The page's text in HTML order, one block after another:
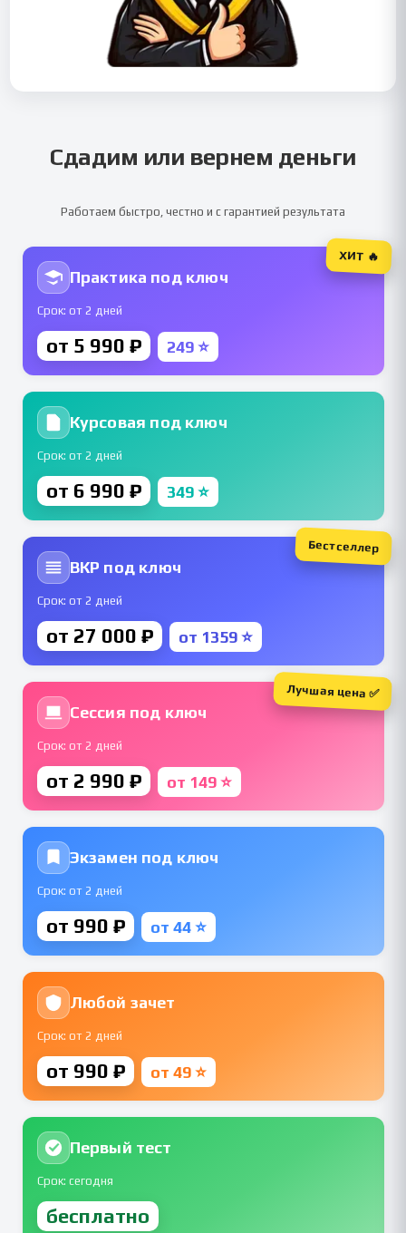
Сдадим или вернем деньги
Работаем быстро, честно и с гарантией результата
Практика под ключ
Срок: от 2 дней
от 5 990 ₽ 249 ⭐
ХИТ 🔥
Курсовая под ключ
Срок: от 2 дней
от 6 990 ₽ 349 ⭐
ВКР под ключ
Срок: от 2 дней
от 27 000 ₽ от 1359 ⭐
Бестселлер
Сессия под ключ
Срок: от 2 дней
от 2 990 ₽ от 149 ⭐
Лучшая цена ✅
Экзамен под ключ
Срок: от 2 дней
от 990 ₽ от 44 ⭐
Любой зачет
Срок: от 2 дней
от 990 ₽ от 49 ⭐
Первый тест
Срок: сегодня
бесплатно